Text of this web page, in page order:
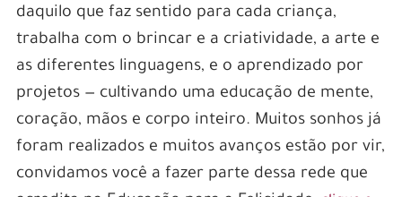
daquilo que faz sentido para cada criança,
trabalha com o brincar e a criatividade, a arte e
as diferentes linguagens, e o aprendizado por
projetos — cultivando uma educação de mente,
coração, mãos e corpo inteiro. Muitos sonhos já
foram realizados e muitos avanços estão por vir,
convidamos você a fazer parte dessa rede que